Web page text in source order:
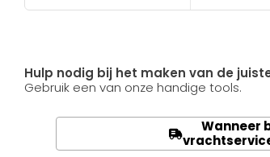
Hulp nodig bij het maken van de
Gebruik een van onze handige tools.
Wanneer